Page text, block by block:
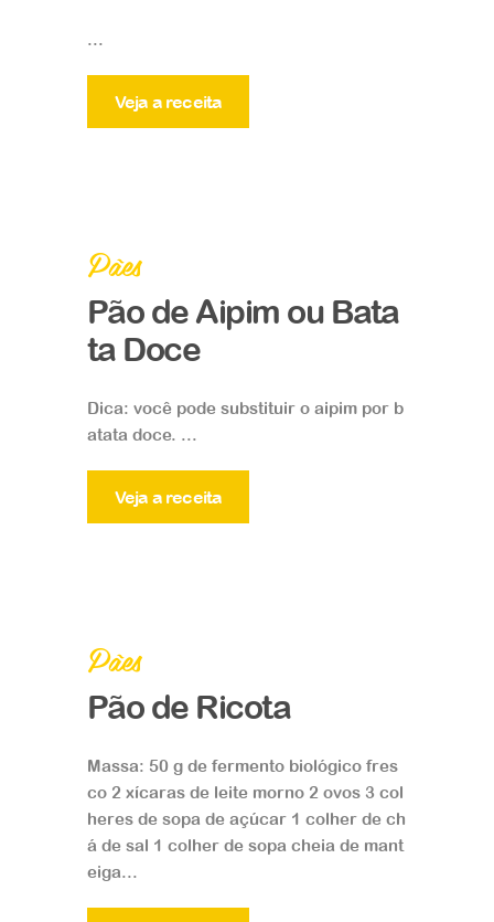
...
Veja a receita
Pães
Pão de Aipim ou Bata
ta Doce
Dica: você pode substituir o aipim por b
atata doce. ...
Veja a receita
Pães
Pão de Ricota
Massa: 50 g de fermento biológico fres
co 2 xícaras de leite morno 2 ovos 3 col
heres de sopa de açúcar 1 colher de ch
á de sal 1 colher de sopa cheia de mant
eiga...